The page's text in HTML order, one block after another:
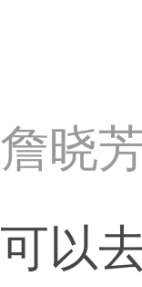
詹晓
可以